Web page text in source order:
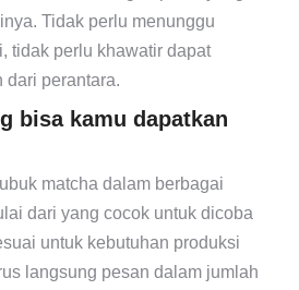
Tidak perlu menunggu
tidak perlu khawatir dapat
dari perantara.
bisa kamu dapatkan
matcha dalam berbagai
dari yang cocok untuk dicoba
untuk kebutuhan produksi
langsung pesan dalam jumlah